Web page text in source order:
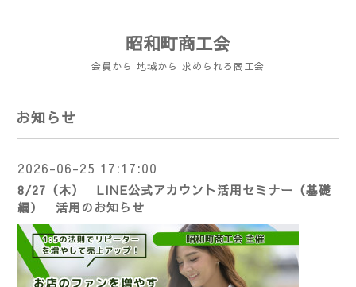
昭和町商工会
会員から 地域から 求められる商工会
お知らせ
2026-06-25 17:17:00
8/27（木） LINE公式アカウント活用セミナー（基礎
編） 活用のお知らせ